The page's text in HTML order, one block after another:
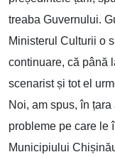
treaba Guvernului.
Ministerul Culturii o
continuare, că până
scenarist și tot el
Noi, am spus, în
probleme pe care le
Municipiului